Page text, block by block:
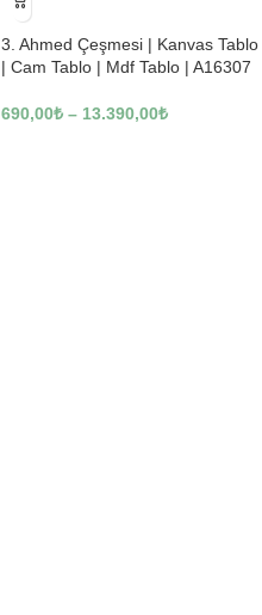
-23%
3. Ahmed Çeşmesi | Kanvas Tablo
| Cam Tablo | Mdf Tablo | A16307
690,00₺ – 13.390,00₺